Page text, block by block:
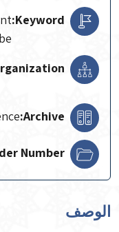
Keyword:
Archive:
Number:
الوصف